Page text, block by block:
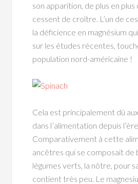
son apparition, de plus en
cessent de croître. L’un de
la déficience en magnésium
sur les études récentes,
population nord-américaine !
Cela est principalement dû
dans l’alimentation depuis
Comparativement à cette
ancêtres qui se composait de
légumes verts, la nôtre, pour
contient très peu. Le